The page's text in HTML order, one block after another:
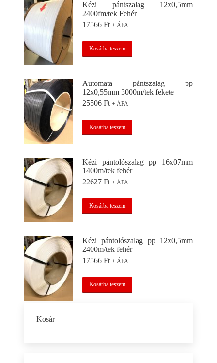
Kézi pántszalag 12x0,5mm
2400fm/tek Fehér
17566 Ft + ÁFA
Kosárba teszem
Automata pántszalag pp
12x0,55mm 3000m/tek fekete
25506 Ft + ÁFA
Kosárba teszem
Kézi pántolószalag pp 16x07mm
1400m/tek fehér
22627 Ft + ÁFA
Kosárba teszem
Kézi pántolószalag pp 12x0,5mm
2400m/tek fehér
17566 Ft + ÁFA
Kosárba teszem
Kosár